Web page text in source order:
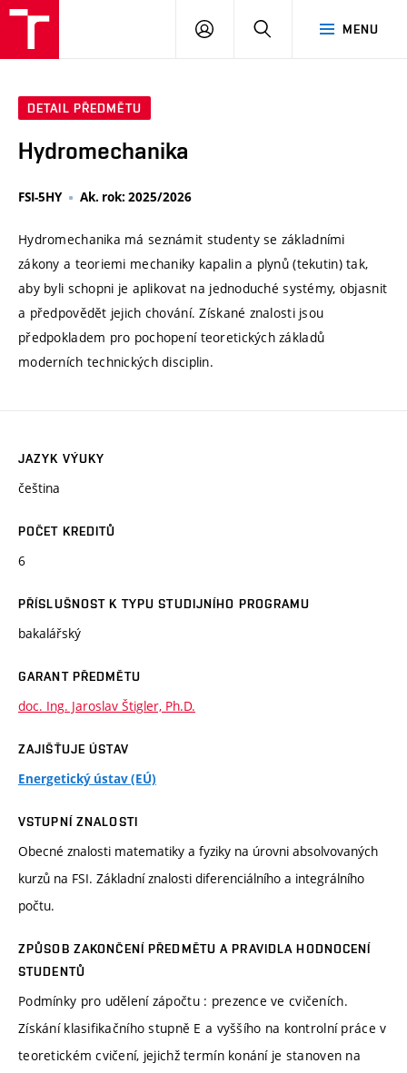
MENU
PŘIHLÁSIT
DETAIL PŘEDMĚTU
Hydromechanika
FSI-5HY Ak. rok: 2025/2026
Hydromechanika má seznámit studenty se základními
zákony a teoriemi mechaniky kapalin a plynů (tekutin) tak,
aby byli schopni je aplikovat na jednoduché systémy, objasnit
a předpovědět jejich chování. Získané znalosti jsou
předpokladem pro pochopení teoretických základů
moderních technických disciplin.
JAZYK VÝUKY
čeština
POČET KREDITŮ
6
PŘÍSLUŠNOST K TYPU STUDIJNÍHO PROGRAMU
bakalářský
GARANT PŘEDMĚTU
doc. Ing. Jaroslav Štigler, Ph.D.
ZAJIŠŤUJE ÚSTAV
Energetický ústav (EÚ)
VSTUPNÍ ZNALOSTI
Obecné znalosti matematiky a fyziky na úrovni absolvovaných
kurzů na FSI. Základní znalosti diferenciálního a integrálního
počtu.
ZPŮSOB ZAKONČENÍ PŘEDMĚTU A PRAVIDLA HODNOCENÍ
STUDENTŮ
Podmínky pro udělení zápočtu : prezence ve cvičeních.
Získání klasifikačního stupně E a vyššího na kontrolní práce v
teoretickém cvičení, jejichž termín konání je stanoven na